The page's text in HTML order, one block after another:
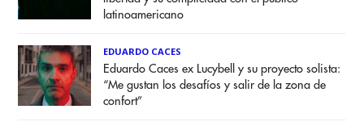
latinoamericano
EDUARDO CACES
Eduardo Caces ex Lucybell y su proyecto solista:
“Me gustan los desafíos y salir de la zona de
confort”